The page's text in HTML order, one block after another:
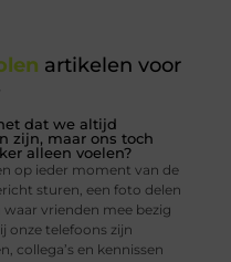
artikelen voor
dat we altijd
zijn, maar ons toch
alleen voelen?
op ieder moment van de
sturen, een foto delen
waar vrienden mee bezig
onze telefoons zijn
collega’s en kennissen